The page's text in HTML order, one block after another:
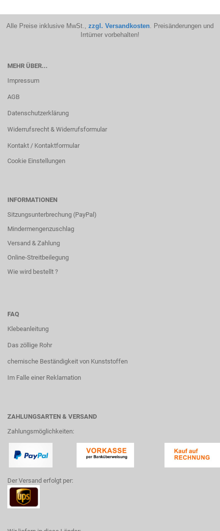
Alle Preise inklusive MwSt., zzgl. Versandkosten. Preisänderungen und
Irrtümer vorbehalten!
MEHR ÜBER...
Impressum
AGB
Datenschutzerklärung
Widerrufsrecht & Widerrufsformular
Kontakt / Kontaktformular
Cookie Einstellungen
INFORMATIONEN
Sitzungsunterbrechung (PayPal)
Mindermengenzuschlag
Versand & Zahlung
Online-Streitbeilegung
Wie wird bestellt ?
FAQ
Klebeanleitung
Das zöllige Rohr
chemische Beständigkeit von Kunststoffen
Im Falle einer Reklamation
ZAHLUNGSARTEN & VERSAND
Zahlungsmöglichkeiten:
Der Versand erfolgt per: